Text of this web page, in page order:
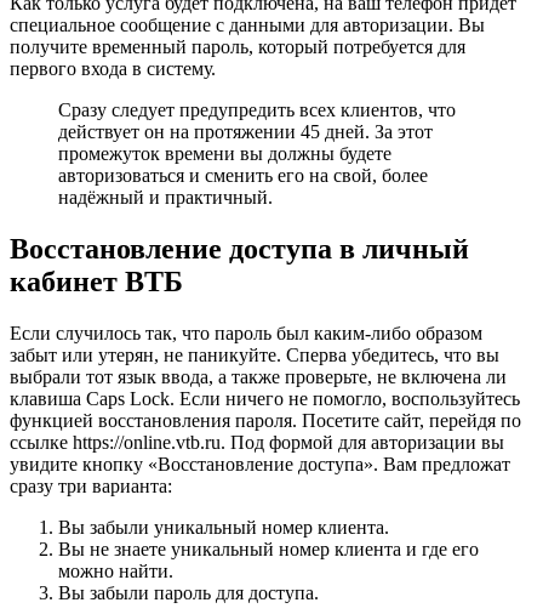
специальное сообщение с данными для авторизации. Вы
получите временный пароль, который потребуется для
первого входа в систему.
Сразу следует предупредить всех клиентов, что
действует он на протяжении 45 дней. За этот
промежуток времени вы должны будете
авторизоваться и сменить его на свой, более
надёжный и практичный.
Восстановление доступа в личный
кабинет ВТБ
Если случилось так, что пароль был каким-либо образом
забыт или утерян, не паникуйте. Сперва убедитесь, что вы
выбрали тот язык ввода, а также проверьте, не включена ли
клавиша Caps Lock. Если ничего не помогло, воспользуйтесь
функцией восстановления пароля. Посетите сайт, перейдя по
ссылке https://online.vtb.ru. Под формой для авторизации вы
увидите кнопку «Восстановление доступа». Вам предложат
сразу три варианта:
Вы забыли уникальный номер клиента.
Вы не знаете уникальный номер клиента и где его
можно найти.
Вы забыли пароль для доступа.